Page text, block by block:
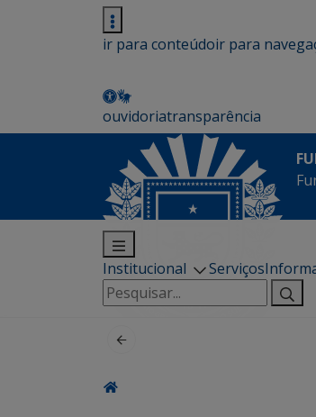
ir para conteúdoir para
ouvidoriatransparência
Institucional Serviços
Pesquisar
por: